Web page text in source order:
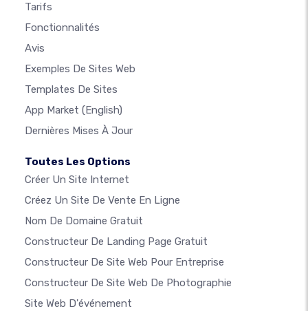
Tarifs
Fonctionnalités
Avis
Exemples De Sites Web
Templates De Sites
App Market (English)
Dernières Mises À Jour
Toutes Les Options
Créer Un Site Internet
Créez Un Site De Vente En Ligne
Nom De Domaine Gratuit
Constructeur De Landing Page Gratuit
Constructeur De Site Web Pour Entreprise
Constructeur De Site Web De Photographie
Site Web D'événement